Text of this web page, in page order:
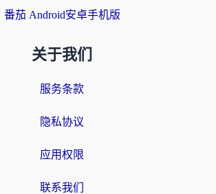
番茄 Android安卓手机版
关于我们
服务条款
隐私协议
应用权限
联系我们